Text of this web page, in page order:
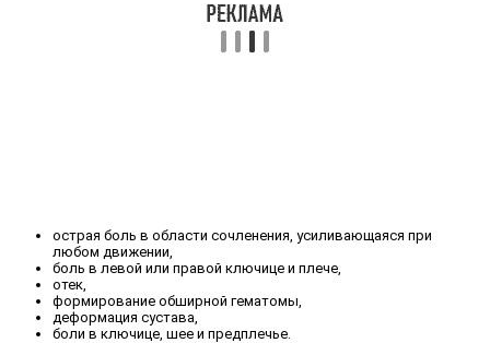
острая боль в области сочленения, усиливающаяся при
любом движении,
боль в левой или правой ключице и плече,
отек,
формирование обширной гематомы,
деформация сустава,
боли в ключице, шее и предплечье.